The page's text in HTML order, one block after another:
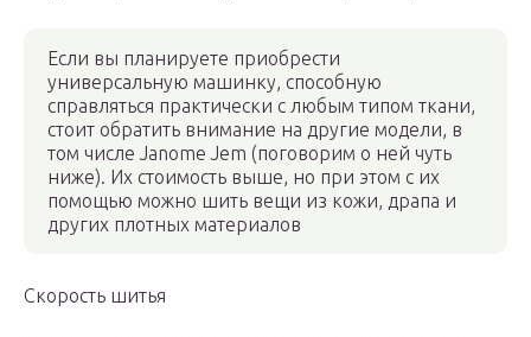
Если вы планируете приобрести
универсальную машинку, способную
справляться практически с любым типом ткани,
стоит обратить внимание на другие модели, в
том числе Janome Jem (поговорим о ней чуть
ниже). Их стоимость выше, но при этом с их
помощью можно шить вещи из кожи, драпа и
других плотных материалов
Скорость шитья